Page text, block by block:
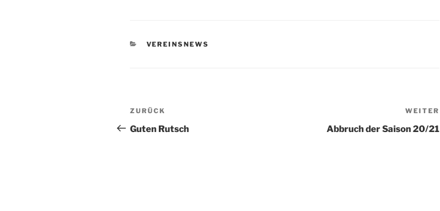
KATEGORIEN
VEREINSNEWS
Beitragsnavigation
Vorheriger
Beitrag
ZURÜCK
Guten Rutsch
WEITER
Abbruch der Saison 20/21